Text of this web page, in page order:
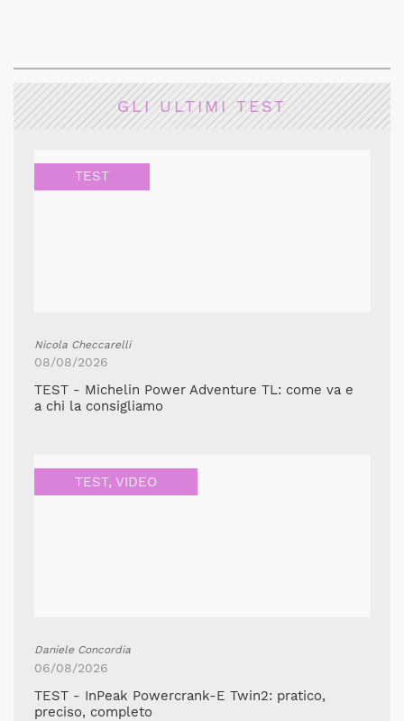
GLI ULTIMI TEST
TEST
Nicola Checcarelli
08/08/2026
TEST - Michelin Power Adventure TL: come va e
a chi la consigliamo
TEST, VIDEO
Daniele Concordia
06/08/2026
TEST - InPeak Powercrank-E Twin2: pratico,
preciso, completo